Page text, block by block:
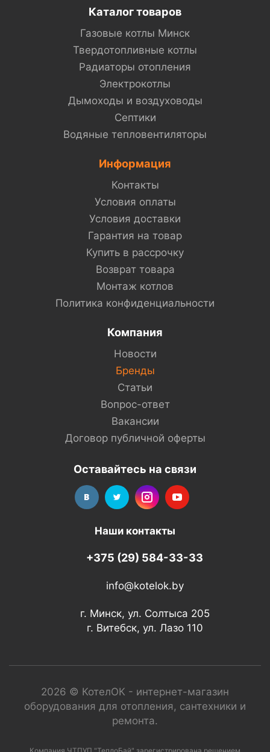
Каталог товаров
Газовые котлы Минск
Твердотопливные котлы
Радиаторы отопления
Электрокотлы
Дымоходы и воздуховоды
Септики
Водяные тепловентиляторы
Информация
Контакты
Условия оплаты
Условия доставки
Гарантия на товар
Купить в рассрочку
Возврат товара
Монтаж котлов
Политика конфиденциальности
Компания
Новости
Бренды
Статьи
Вопрос-ответ
Вакансии
Договор публичной оферты
Оставайтесь на связи
Наши контакты
+375 (29) 584-33-33
info@kotelok.by
г. Минск, ул. Солтыса 205
г. Витебск, ул. Лазо 110
2026 © КотелОК - интернет-магазин
оборудования для отопления, сантехники и
ремонта.